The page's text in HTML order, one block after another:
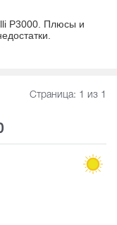
P3000. Плюсы и
Страница: 1 из 1